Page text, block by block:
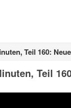
Teil 160:
Teil